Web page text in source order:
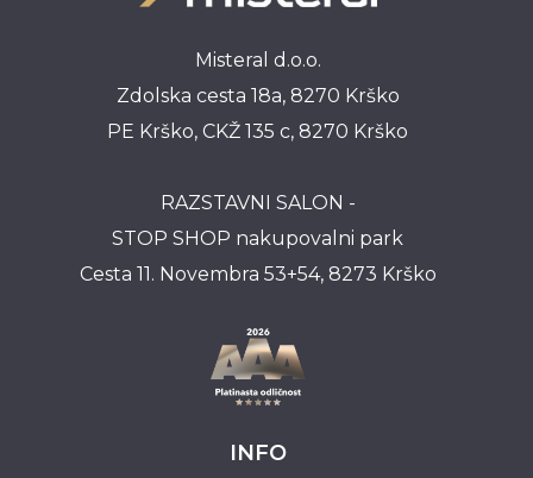
Misteral d.o.o.
Zdolska cesta 18a, 8270 Krško
PE Krško, CKŽ 135 c, 8270 Krško
RAZSTAVNI SALON -
STOP SHOP nakupovalni park
Cesta 11. Novembra 53+54, 8273 Krško
INFO